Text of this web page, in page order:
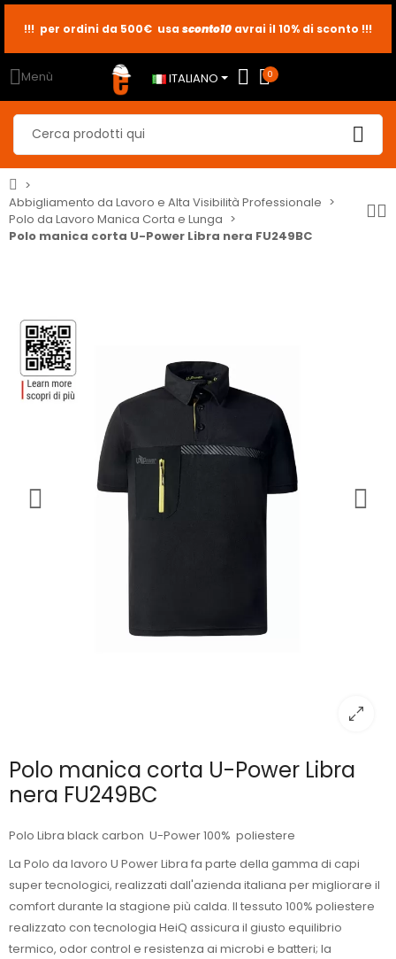
sconto2
sconto5
!!! per ordini da 500€ usa sconto10 avrai il 10% di sconto !!!
Menù ITALIANO 0
Abbigliamento da Lavoro e Alta Visibilità Professionale
Polo da Lavoro Manica Corta e Lunga
Polo manica corta U-Power Libra nera FU249BC
Polo manica corta U-Power Libra
nera FU249BC
Polo Libra black carbon U-Power 100% poliestere
La Polo da lavoro U Power Libra fa parte della gamma di capi
super tecnologici, realizzati dall'azienda italiana per migliorare il
comfort durante la stagione più calda. Il tessuto 100% poliestere
realizzato con tecnologia HeiQ assicura il giusto equilibrio
termico, odor control e resistenza ai microbi e batteri; la